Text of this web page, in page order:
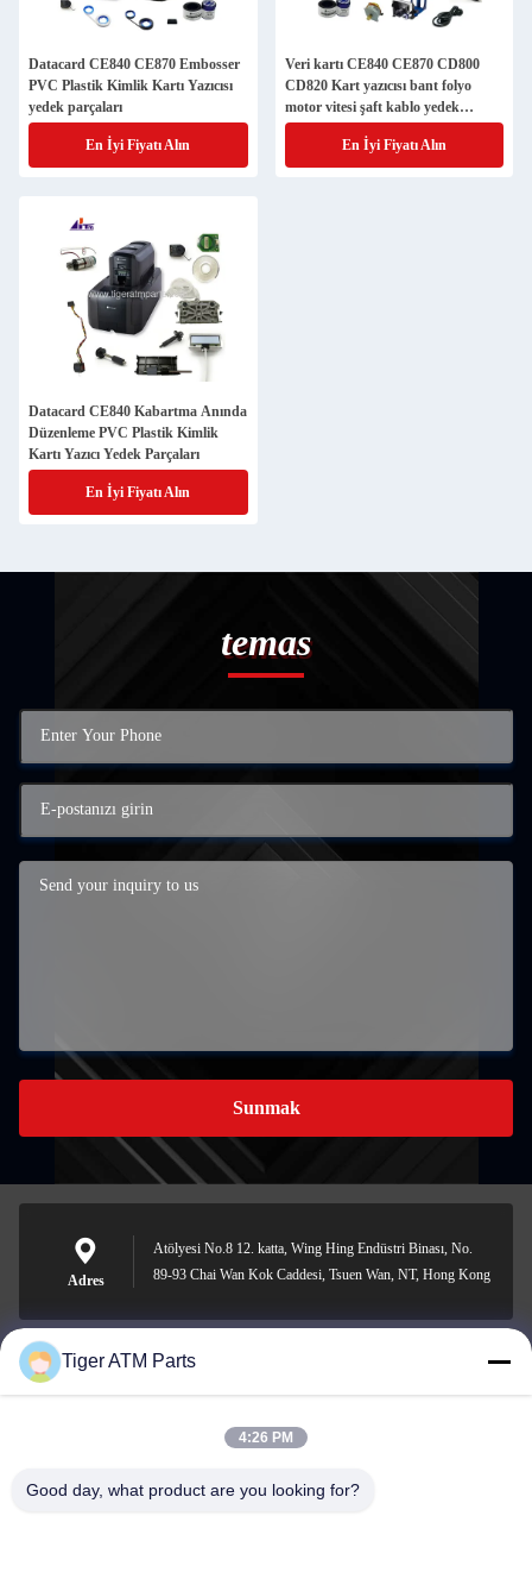
Datacard CE840 CE870 Embosser
PVC Plastik Kimlik Kartı Yazıcısı
yedek parçaları
En İyi Fiyatı Alın
Veri kartı CE840 CE870 CD800
CD820 Kart yazıcısı bant folyo
motor vitesi şaft kablo yedek
parçaları
En İyi Fiyatı Alın
Datacard CE840 Kabartma Anında
Düzenleme PVC Plastik Kimlik
Kartı Yazıcı Yedek Parçaları
En İyi Fiyatı Alın
temas
Sunmak
Adres
Atölyesi No.8 12. katta, Wing Hing Endüstri Binası, No.
89-93 Chai Wan Kok Caddesi, Tsuen Wan, NT, Hong Kong
sales@atmpart.com.cn
Tiger ATM Parts
4:26 PM
Good day, what product are you looking for?